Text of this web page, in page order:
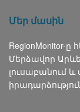
Մեր մասին
RegionMonitor-
Մերձավոր
լուսաբանում և